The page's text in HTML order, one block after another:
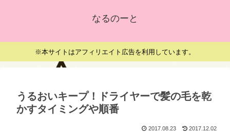
なるのーと
※本サイトはアフィリエイト広告を利用しています。
うるおいキープ！ドライヤーで髪の毛を乾
かすタイミングや順番
2017.08.23 2017.12.02